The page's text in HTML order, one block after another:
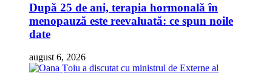
După 25 de ani, terapia hormonală în
menopauză este reevaluată: ce spun noile
date
august 6, 2026